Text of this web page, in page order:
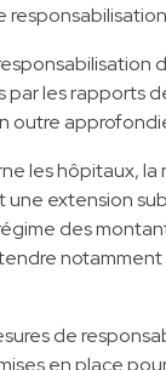
responsabilisation
par les rapports
outre
les hôpitaux,
une extension
des
notamment
de
en place